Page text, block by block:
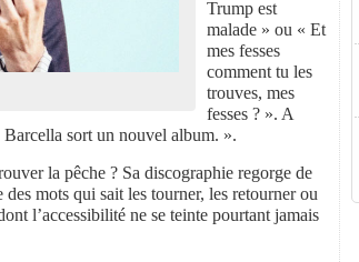
Trump est
malade » ou « Et
mes fesses
comment tu les
trouves, mes
fesses ? ». A
Barcella sort un nouvel album. ».
la pêche ? Sa discographie regorge de
mots qui sait les tourner, les retourner ou
l’accessibilité ne se teinte pourtant jamais